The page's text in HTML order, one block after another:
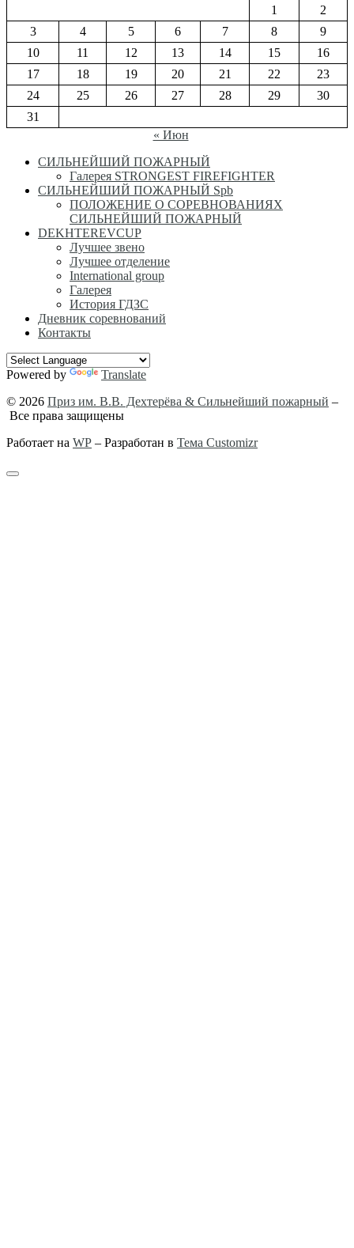
1
2
3
4 5 6 7 8
9
10
11 12 13 14 15
16
17
18 19 20 21 22
23
24
25 26 27 28 29
30
31
« Июн
СИЛЬНЕЙШИЙ ПОЖАРНЫЙ
Галерея STRONGEST FIREFIGHTER
СИЛЬНЕЙШИЙ ПОЖАРНЫЙ Spb
ПОЛОЖЕНИЕ О СОРЕВНОВАНИЯХ
СИЛЬНЕЙШИЙ ПОЖАРНЫЙ
DEKHTEREVCUP
Лучшее звено
Лучшее отделение
International group
Галерея
История ГДЗС
Дневник соревнований
Контакты
Powered by
Translate
© 2026 Приз им. В.В. Дехтерёва & Сильнейший пожарный –
Все права защищены
Работает на WP – Разработан в Тема Customizr